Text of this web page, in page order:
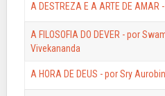
A DESTREZA E A ARTE DE AMAR
A FILOSOFIA DO DEVER - por
Vivekananda
A HORA DE DEUS - por Sry